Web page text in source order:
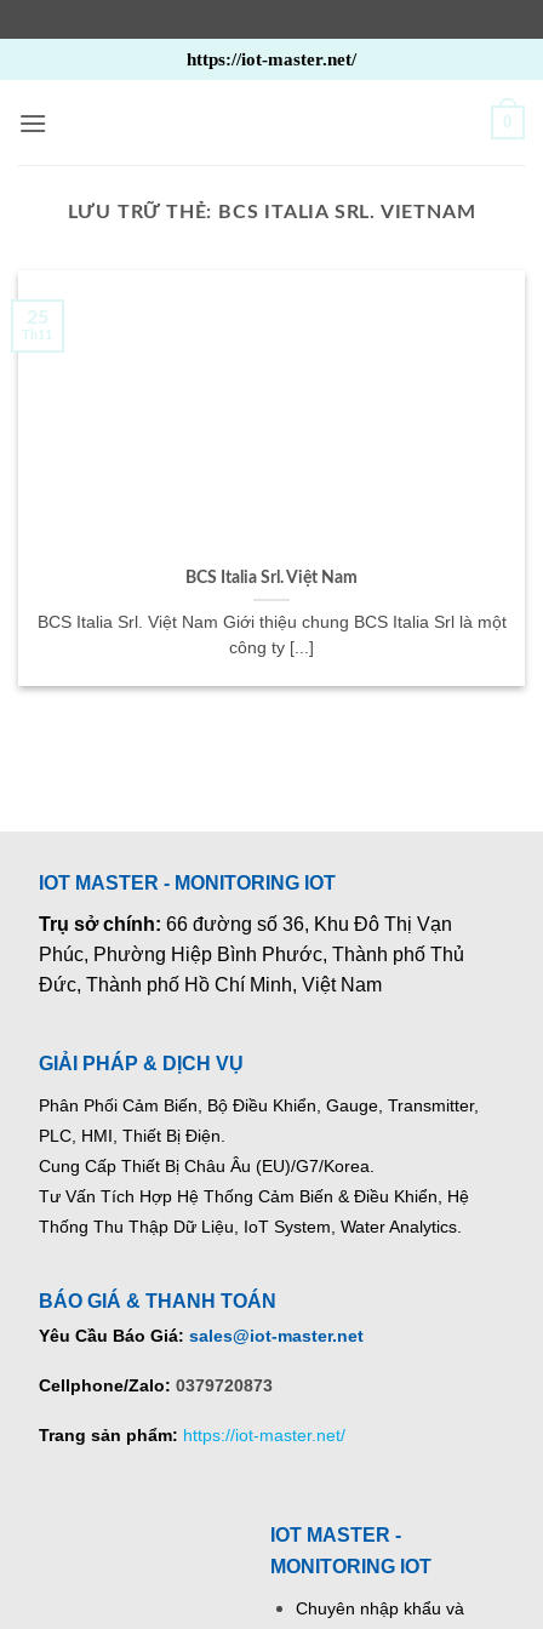
qua
nội
https://iot-master.net/
0
LƯU TRỮ THẺ: BCS ITALIA SRL. VIETNAM
BCS Italia Srl. Việt Nam
BCS Italia Srl. Việt Nam Giới thiệu chung BCS Italia Srl là một
công ty [...]
25
Th11
IOT MASTER - MONITORING IOT
Trụ sở chính:66 đường số 36, Khu Đô Thị Vạn
Phúc, Phường Hiệp Bình Phước, Thành phố Thủ
Đức, Thành phố Hồ Chí Minh, Việt Nam
GIẢI PHÁP & DỊCH VỤ
Phân Phối Cảm Biến, Bộ Điều Khiển, Gauge, Transmitter,
PLC, HMI, Thiết Bị Điện.
Cung Cấp Thiết Bị Châu Âu (EU)/G7/Korea.
Tư Vấn Tích Hợp Hệ Thống Cảm Biến & Điều Khiển, Hệ
Thống Thu Thập Dữ Liệu, IoT System, Water Analytics.
BÁO GIÁ & THANH TOÁN
Yêu Cầu Báo Giá: sales@iot-master.net
Cellphone/Zalo: 0379720873
Trang sản phẩm: https://iot-master.net/
IOT MASTER -
MONITORING IOT
Chuyên nhập khẩu và